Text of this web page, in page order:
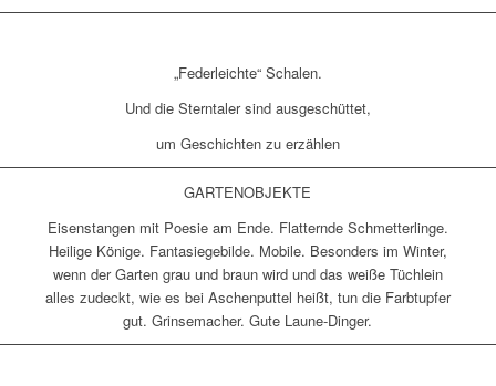
„Federleichte“ Schalen.
Und die Sterntaler sind ausgeschüttet,
um Geschichten zu erzählen
GARTENOBJEKTE
Eisenstangen mit Poesie am Ende. Flatternde Schmetterlinge.
Heilige Könige. Fantasiegebilde. Mobile. Besonders im Winter,
wenn der Garten grau und braun wird und das weiße Tüchlein
alles zudeckt, wie es bei Aschenputtel heißt, tun die Farbtupfer
gut. Grinsemacher. Gute Laune-Dinger.